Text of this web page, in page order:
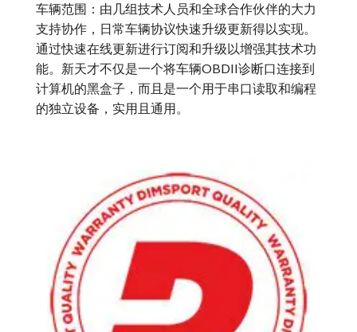
车辆范围：由几组技术人员和全球合作伙伴的大力
支持协作，日常车辆协议快速升级更新得以实现。
通过快速在线更新进行订阅和升级以增强其技术功
能。新天才不仅是一个将车辆OBDII诊断口连接到
计算机的黑盒子，而且是一个用于串口读取和编程
的独立设备，实用且通用。